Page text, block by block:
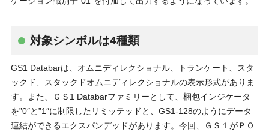
対象シンボルは4種類
GS1 Databarは、オムニディレクショナル、トランケート、スタ
ックド、スタックドオムニディレクショナルの表示形式がありま
す。また、ＧＳ1 Databarファミリーとして、梱包インジケータ
を”0″と”1″に制限したリミッテッドと、GS1-128のようにデータ
連結ができるエクスパンデッドがあります。今回、ＧＳ１がＰＯ